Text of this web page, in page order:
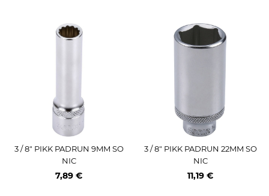
3 / 8" PIKK PADRUN 9MM SO
NIC
7,89 €
3 / 8" PIKK PADRUN 22MM SO
NIC
11,19 €